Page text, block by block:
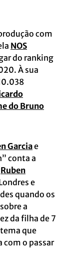
com
NOS
do ranking
À sua
do Bruno
Garciae
conta a
Ruben
e
quando os
a
da filha de 7
que
com o passar